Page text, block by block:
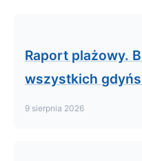
Raport plażowy.
wszystkich
9 sierpnia 2026